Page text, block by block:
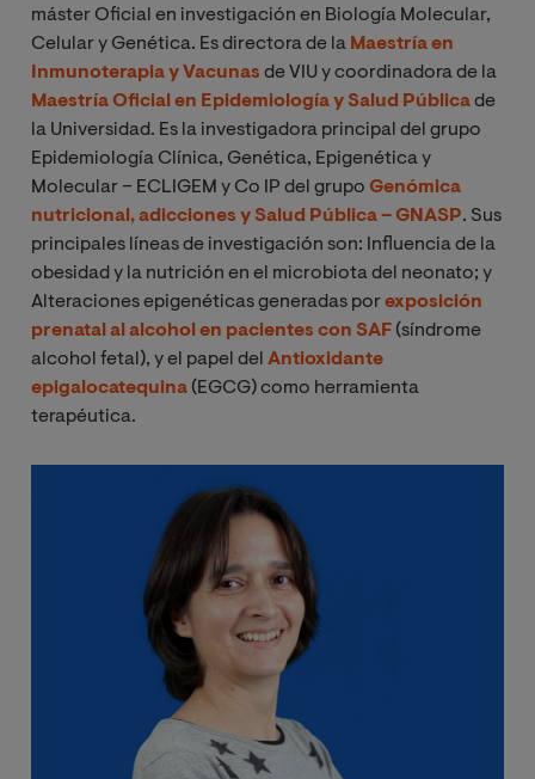
máster Oficial en investigación en Biología Molecular,
Celular y Genética. Es directora de la Maestría en
Inmunoterapia y Vacunas de VIU y coordinadora de la
Maestría Oficial en Epidemiología y Salud Públicade
la Universidad. Es la investigadora principal del grupo
Epidemiología Clínica, Genética, Epigenética y
Molecular – ECLIGEM y Co IP del grupo Genómica
nutricional, adicciones y Salud Pública – GNASP. Sus
principales líneas de investigación son: Influencia de la
obesidad y la nutrición en el microbiota del neonato; y
Alteraciones epigenéticas generadas porexposición
prenatal al alcohol en pacientes con SAF (síndrome
alcohol fetal), y el papel del Antioxidante
epigalocatequina (EGCG) como herramienta
terapéutica.